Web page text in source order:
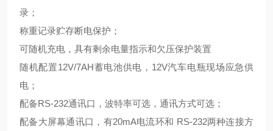
录；
称重记录贮存断电保护；
可随机充电，具有剩余电量指示和欠压保护装置
随机配置12V/7AH蓄电池供电，12V汽车电瓶现场应急供
电；
配备RS-232通讯口，波特率可选，通讯方式可选；
配备大屏幕通讯口，有20mA电流环和 RS-232两种连接方